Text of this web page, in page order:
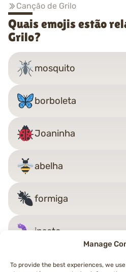
Manage
To provide the best experiences, we
Canção de Grilo
Quais emojis estão
Grilo?
mosquito
borboleta
Joaninha
abelha
formiga
inseto